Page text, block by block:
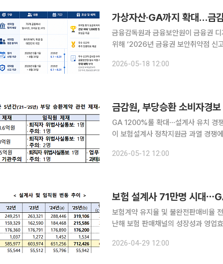
가상자산·GA까지 확대…금
금융감독원과 금융보안원이 금융권
위해 ‘2026년 금융권 보안취약점 신고
에서 신규 보안 취약점을 발견·신고
2026-05-18 12:00
금감원, 부당승환 소비자경
GA 1200%룰 확대⋯설계사 유치 경쟁 과
이 보험설계사 정착지원금 과열 경쟁
업조직에서 설계사 유치를 위한 정착
2026-05-12 12:00
보험 설계사 71만명 시대
보험계약 유지율 및 불완전판매비율
난해 보험 판매채널의 성장성과 영업
화하기로 했다. 금융감독원
2026-04-29 12:00